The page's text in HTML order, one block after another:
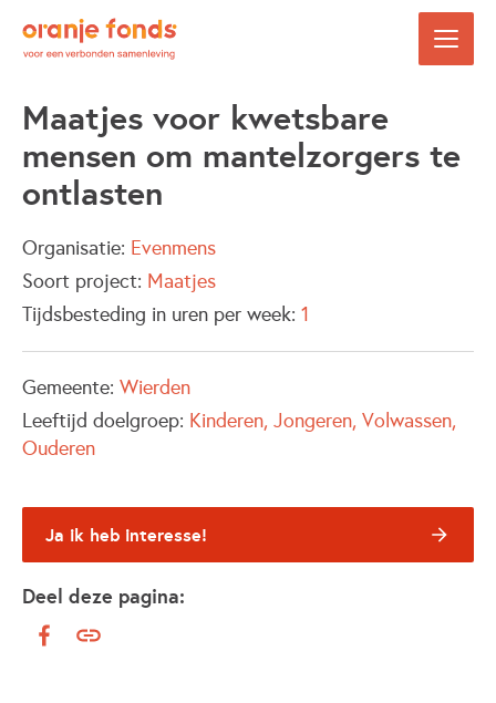
Maatjes voor kwetsbare
mensen om mantelzorgers te
ontlasten
Organisatie: Evenmens
Soort project: Maatjes
Tijdsbesteding in uren per week: 1
Gemeente: Wierden
Leeftijd doelgroep: Kinderen Jongeren Volwassen
Ouderen
Ja ik heb interesse!
Deel deze pagina: